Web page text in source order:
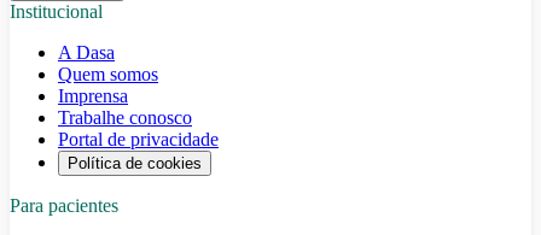
Institucional
A Dasa
Quem somos
Imprensa
Trabalhe conosco
Portal de privacidade
Política de cookies
Para pacientes